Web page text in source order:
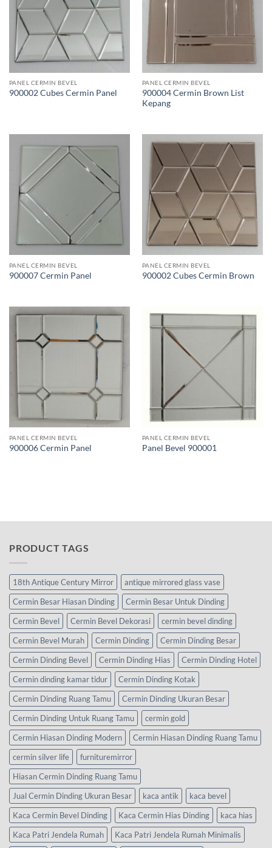
PANEL CERMIN BEVEL
900002 Cubes Cermin Panel
PANEL CERMIN BEVEL
900004 Cermin Brown List
Kepang
PANEL CERMIN BEVEL
900007 Cermin Panel
PANEL CERMIN BEVEL
900002 Cubes Cermin Brown
PANEL CERMIN BEVEL
900006 Cermin Panel
PANEL CERMIN BEVEL
Panel Bevel 900001
PRODUCT TAGS
18th Antique Century Mirror
antique mirrored glass vase
Cermin Besar Hiasan Dinding
Cermin Besar Untuk Dinding
Cermin Bevel
Cermin Bevel Dekorasi
cermin bevel dinding
Cermin Bevel Murah
Cermin Dinding
Cermin Dinding Besar
Cermin Dinding Bevel
Cermin Dinding Hias
Cermin Dinding Hotel
Cermin dinding kamar tidur
Cermin Dinding Kotak
Cermin Dinding Ruang Tamu
Cermin Dinding Ukuran Besar
Cermin Dinding Untuk Ruang Tamu
cermin gold
Cermin Hiasan Dinding Modern
Cermin Hiasan Dinding Ruang Tamu
cermin silver life
furnituremirror
Hiasan Cermin Dinding Ruang Tamu
Jual Cermin Dinding Ukuran Besar
kaca antik
kaca bevel
Kaca Cermin Bevel Dinding
Kaca Cermin Hias Dinding
kaca hias
Kaca Patri Jendela Rumah
Kaca Patri Jendela Rumah Minimalis